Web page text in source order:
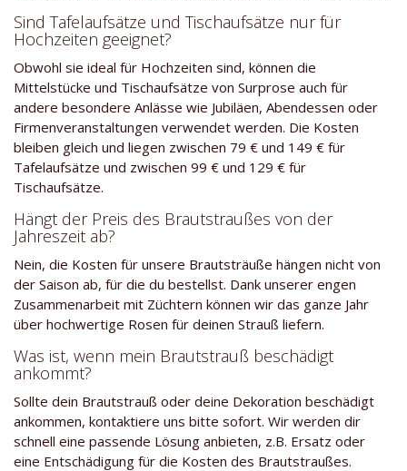
Sind Tafelaufsätze und Tischaufsätze nur für
Hochzeiten geeignet?
Obwohl sie ideal für Hochzeiten sind, können die
Mittelstücke und Tischaufsätze von Surprose auch für
andere besondere Anlässe wie Jubiläen, Abendessen oder
Firmenveranstaltungen verwendet werden. Die Kosten
bleiben gleich und liegen zwischen 79 € und 149 € für
Tafelaufsätze und zwischen 99 € und 129 € für
Tischaufsätze.
Hängt der Preis des Brautstraußes von der
Jahreszeit ab?
Nein, die Kosten für unsere Brautsträuße hängen nicht von
der Saison ab, für die du bestellst. Dank unserer engen
Zusammenarbeit mit Züchtern können wir das ganze Jahr
über hochwertige Rosen für deinen Strauß liefern.
Was ist, wenn mein Brautstrauß beschädigt
ankommt?
Sollte dein Brautstrauß oder deine Dekoration beschädigt
ankommen, kontaktiere uns bitte sofort. Wir werden dir
schnell eine passende Lösung anbieten, z.B. Ersatz oder
eine Entschädigung für die Kosten des Brautstraußes.